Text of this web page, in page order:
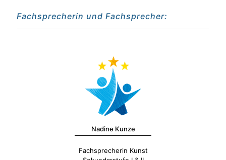
Fachsprecherin und Fachsprecher:
Nadine Kunze
Fachsprecherin Kunst